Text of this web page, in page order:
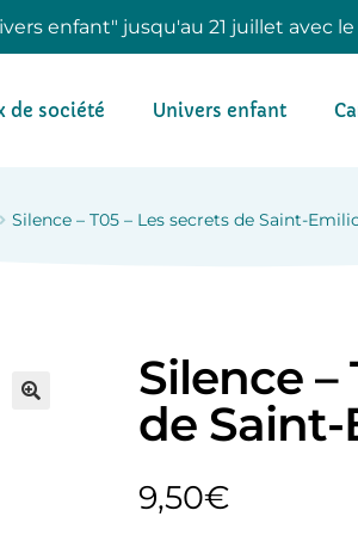
enfant" jusqu'au 21 juillet avec
de société Univers enfant
Silence – T05 – Les secrets de Saint-
Silence –
de
9,50€